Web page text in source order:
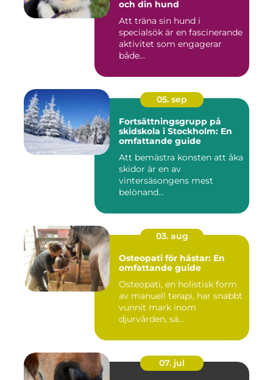
och din hund
Att träna sin hund i
specialsök är en fascinerande
aktivitet som engagerar
både...
05. sep
Fortsättningsgrupp på
skidskola i Stockholm: En
omfattande guide
Att bemästra konsten att åka
skidor är en av
vintersäsongens mest
belönand...
03. aug
Osteopati för hästar: En
omfattande guide
Osteopati, en holistisk form
av manuell terapi, har snabbt
vunnit mark inom
djurvården, sä...
07. jul